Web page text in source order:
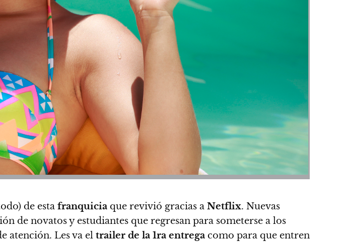
de esta franquicia que revivió gracias a Netflix. Nuevas
de novatos y estudiantes que regresan para someterse a los
atención. Les va el trailer de la 1ra entrega como para que entren